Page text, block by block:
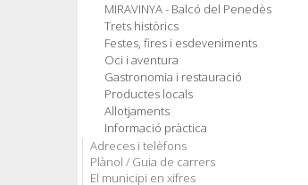
MIRAVINYA - Balcó del Penedès
Trets històrics
Festes, fires i esdeveniments
Oci i aventura
Gastronomia i restauració
Productes locals
Allotjaments
Informació pràctica
Adreces i telèfons
Plànol / Guia de carrers
El municipi en xifres